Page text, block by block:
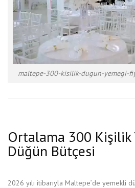
maltepe-300-kisilik-dugun-yemegi-
Ortalama 300 Kişilik
Düğün Bütçesi
2026 yılı itibarıyla Maltepe’de yemekli